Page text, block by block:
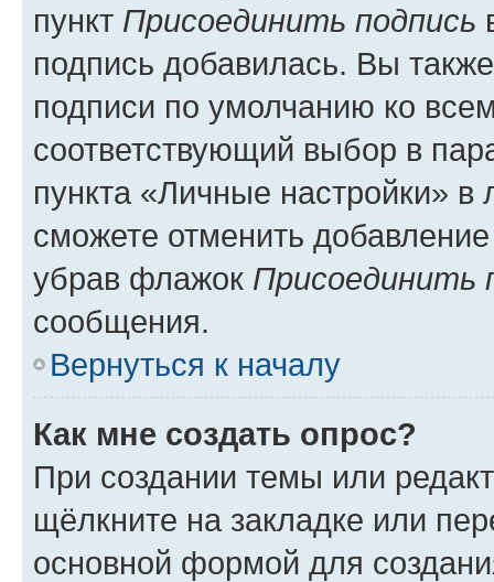
пункт Присоединить подпись
подпись добавилась. Вы
подписи по умолчанию ко
соответствующий выбор в
пункта «Личные настройки»
сможете отменить
убрав флажок Присоединить
сообщения.
Вернуться к началу
Как мне создать опрос?
При создании темы или
щёлкните на закладке или
основной формой для